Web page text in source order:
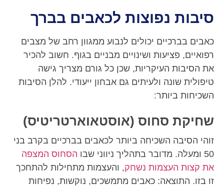
סיבות נפוצות לכאבים בברך
כאבים בברכיים יכולים לנבוע ממגוון רחב של מצבים
רפואיים, פציעות ושינויים מבניים בגוף. חשוב להכיר
את הסיבות העיקריות, שכן כל גורם מצריך גישה
טיפולית שונה ולעיתים גם אבחון ייעודי. להלן הסיבות
השכיחות ביותר:
שחיקת סחוס (אוסטאוארטריטיס)
זוהי הסיבה השכיחה ביותר לכאבים בברכיים בקרב בני
50 ומעלה. מדובר בתהליך ניווני שבו
הסחוס המצפה
את קצות העצמות נשחק, והעצמות מתחילות להתחכך
זו בזו. התוצאה: כאבים מתמשכים, נוקשות, נפיחות